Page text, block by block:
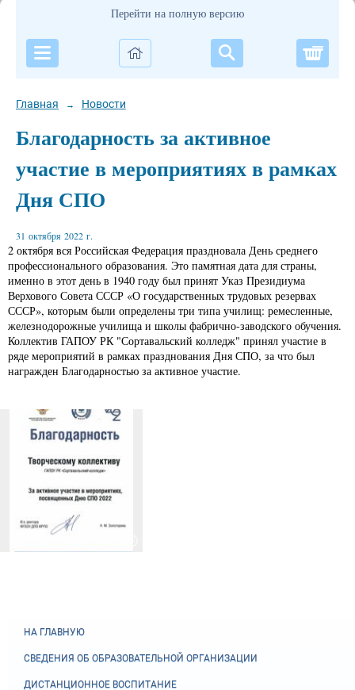
Перейти на полную версию
Главная → Новости
Благодарность за активное
участие в мероприятиях в рамках
Дня СПО
31 октября 2022 г.
2 октября вся Российская Федерация праздновала День среднего
профессионального образования. Это памятная дата для страны,
именно в этот день в 1940 году был принят Указ Президиума
Верхового Совета СССР «О государственных трудовых резервах
СССР», которым были определены три типа училищ: ремесленные,
железнодорожные училища и школы фабрично-заводского обучения.
Коллектив ГАПОУ РК "Сортавальский колледж" принял участие в
ряде мероприятий в рамках празднования Дня СПО, за что был
награжден Благодарностью за активное участие.
НА ГЛАВНУЮ
СВЕДЕНИЯ ОБ ОБРАЗОВАТЕЛЬНОЙ ОРГАНИЗАЦИИ
ДИСТАНЦИОННОЕ ВОСПИТАНИЕ